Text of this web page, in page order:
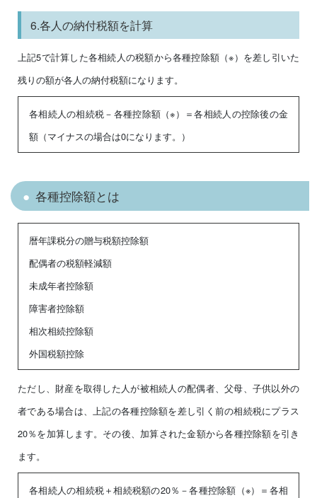
6.各人の納付税額を計算
上記5で計算した各相続人の税額から各種控除額（※）を差し引いた
残りの額が各人の納付税額になります。
各相続人の相続税－各種控除額（※）＝各相続人の控除後の金
額（マイナスの場合は0になります。）
各種控除額とは
暦年課税分の贈与税額控除額
配偶者の税額軽減額
未成年者控除額
障害者控除額
相次相続控除額
外国税額控除
ただし、財産を取得した人が被相続人の配偶者、父母、子供以外の
者である場合は、上記の各種控除額を差し引く前の相続税にプラス
20％を加算します。その後、加算された金額から各種控除額を引き
ます。
各相続人の相続税＋相続税額の20％－各種控除額（※）＝各相